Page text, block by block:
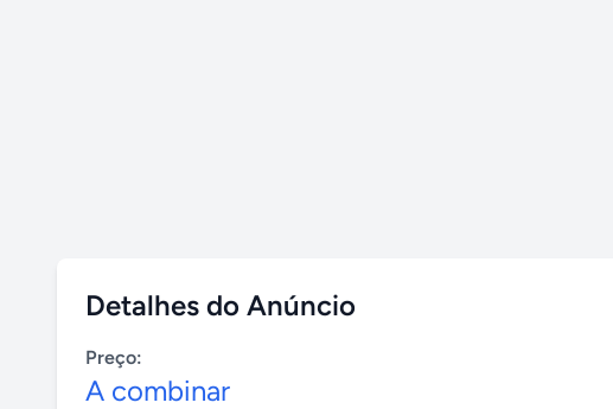
Detalhes do Anúncio
Preço:
A combinar